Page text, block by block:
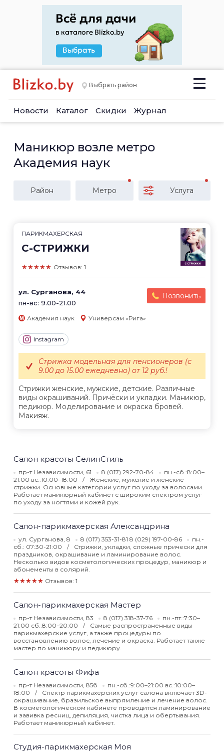
Выбрать район
Новости Каталог Скидки Журнал
Маникюр возле метро
Академия наук
Район Метро Услуга
ПАРИКМАХЕРСКАЯ
С-СТРИЖКИ
★★★★★ Отзывов: 1
ул. Сурганова, 44
пн-вс: 9.00-21.00
Позвонить
Академия наук Универсам «Рига»
Instagram
Стрижки женские, мужские, детские. Различные
виды окрашиваний. Причёски и укладки. Маникюр,
педикюр. Моделирование и окраска бровей.
Макияж.
Стрижка модельная для пенсионеров (с
9.00 до 15.00 ежедневно) от 12 руб.!
Салон красоты СелинСтиль
пр-т Независимости, 61 8 (017) 292-70-84
пн.-сб.:8:00–
21:00 вс.:10:00–18:00
Женские, мужские и женские
стрижки. Основные категории услуг по уходу за волосами.
Работает маникюрный кабинет с широким спектром услуг
по уходу за ногтями и кожей рук.
Салон-парикмахерская Александрина
ул. Сурганова, 8 8 (017) 353-31-81 8 (029) 197-00-86
пн.-
сб.: 07:30-21:00
Стрижки, укладки, сложные прически для
праздников, окрашивание и ламинирование волос.
Несколько видов косметологических процедур, маникюр и
абонементы в солярий.
★★★★★ Отзывов: 1
Салон-парикмахерская Мастер
пр-т Независимости, 83 8 (017) 318-37-76
пн.-пт.:7:30–
21:00 сб.:8:00–20:00
Самые распространенные виды
парикмахерские услуг, а также процедуры по
восстановлению волос, лечение и окраска. Работает также
мастер по маникюру и педикюру.
Салон красоты Фифа
пр-т Независимости, 85б
пн.-сб.:9:00–21:00 вс.:10:00–
18:00
Спектр парикмахерских услуг салона включает 3D-
окрашивание, бразильское выпрямление и лечение волос.
В косметологическом кабинете проводится ламинирование
и завивка ресниц, депиляция, чистка лица и обертывания.
Работает маникюрный кабинет.
Студия-парикмахерская Моя